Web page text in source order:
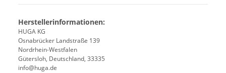
Herstellerinformationen:
HUGA KG
Osnabrücker Landstraße 139
Nordrhein-Westfalen
Gütersloh, Deutschland, 33335
info@huga.de